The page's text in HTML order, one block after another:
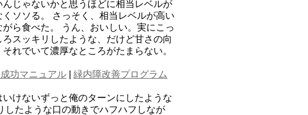
じゃないかと思うほどに相当レベルが
ソソる。 さっそく、相当レベルが高い
ら食べた。 うん、おいしい。実にこっ
スッキリしたような、だけど甘さの向
れでいて濃厚なところがたまらない。
功マニュアル 緑内障改善プログラム
けないずっと俺のターンにしたような
したような口の動きでハフハフしなが